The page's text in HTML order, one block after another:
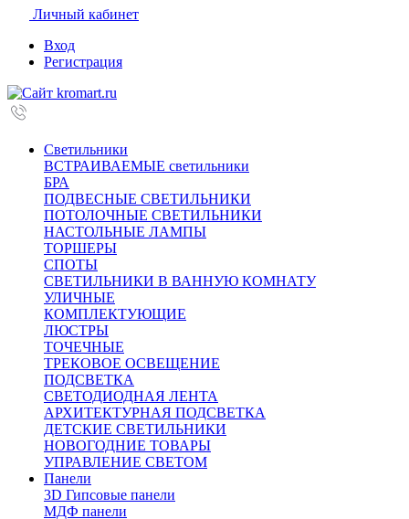
Личный кабинет
Вход
Регистрация
Светильники
ВСТРАИВАЕМЫЕ светильники
БРА
ПОДВЕСНЫЕ СВЕТИЛЬНИКИ
ПОТОЛОЧНЫЕ СВЕТИЛЬНИКИ
НАСТОЛЬНЫЕ ЛАМПЫ
ТОРШЕРЫ
СПОТЫ
СВЕТИЛЬНИКИ В ВАННУЮ КОМНАТУ
УЛИЧНЫЕ
КОМПЛЕКТУЮЩИЕ
ЛЮСТРЫ
ТОЧЕЧНЫЕ
ТРЕКОВОЕ ОСВЕЩЕНИЕ
ПОДСВЕТКА
СВЕТОДИОДНАЯ ЛЕНТА
АРХИТЕКТУРНАЯ ПОДСВЕТКА
ДЕТСКИЕ СВЕТИЛЬНИКИ
НОВОГОДНИЕ ТОВАРЫ
УПРАВЛЕНИЕ СВЕТОМ
Панели
3D Гипсовые панели
МДФ панели